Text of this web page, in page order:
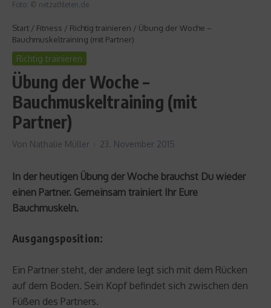
Foto: © netzathleten.de
Start / Fitness / Richtig trainieren / Übung der Woche –
Bauchmuskeltraining (mit Partner)
Richtig trainieren
Übung der Woche –
Bauchmuskeltraining (mit
Partner)
Von Nathalie Müller 23. November 2015
In der heutigen Übung der Woche brauchst Du wieder
einen Partner. Gemeinsam trainiert Ihr Eure
Bauchmuskeln.
Ausgangsposition:
Ein Partner steht, der andere legt sich mit dem Rücken
auf dem Boden. Sein Kopf befindet sich zwischen den
Füßen des Partners.